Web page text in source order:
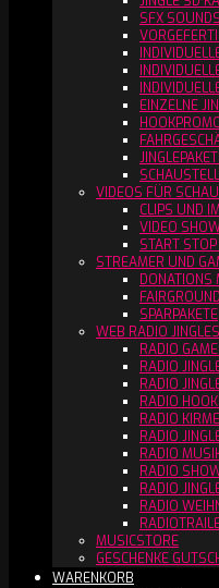
SFX SOUNDS
EINZELNE
VIDEOS FÜR
CLIPS UND
VIDEO
START
STREAMER UND
DONATIONS
SPARPAKETE
WEB RADIO JINGLES
RADIO
RADIO
RADIO
RADIO
RADIO
RADIO
RADIO
RADIO
RADIO
RADIO
MUSICSTORE
GESCHENKE
WARENKORB